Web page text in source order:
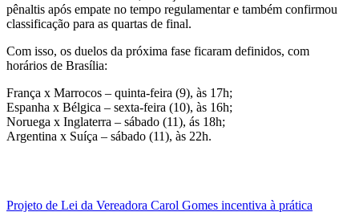
pênaltis após empate no tempo regulamentar e também confirmou
classificação para as quartas de final.
Com isso, os duelos da próxima fase ficaram definidos, com
horários de Brasília:
França x Marrocos – quinta-feira (9), às 17h;
Espanha x Bélgica – sexta-feira (10), às 16h;
Noruega x Inglaterra – sábado (11), ás 18h;
Argentina x Suíça – sábado (11), às 22h.
Projeto de Lei da Vereadora Carol Gomes incentiva à prática